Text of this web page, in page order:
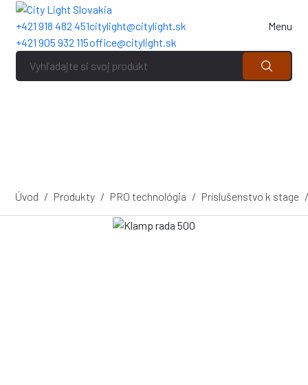
Menu
+421 918 482 451
+421 905 932 115
citylight@citylight.sk
office@citylight.sk
Úvod Produkty PRO technológia Príslušenstvo k stage